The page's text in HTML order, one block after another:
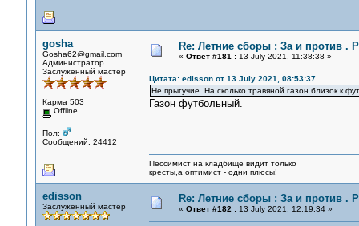
gosha
Gosha62@gmail.com
Администратор
Заслуженный мастер
Карма 503
Offline
Пол:
Сообщений: 24412
Re: Летние сборы : За и против .
« Ответ #181 :13 July 2021, 11:38:38 »
Цитата: edisson от 13 July 2021, 08:53:37
Не прыгучие. На сколько травяной газон близок к
Газон футбольный.
Пессимист на кладбище видит только
кресты,а оптимист - одни плюсы!
edisson
Заслуженный мастер
Re: Летние сборы : За и против .
« Ответ #182 :13 July 2021, 12:19:34 »